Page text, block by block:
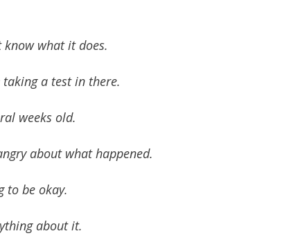
know what it does.
taking a test in there.
weeks old.
about what happened.
to be okay.
about it.